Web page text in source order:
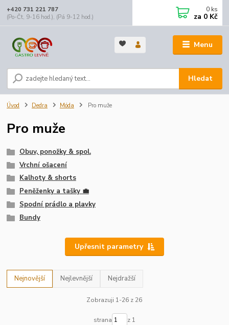
Menu
Hledat
+420 731 221 787
(Po-Čt, 9-16 hod.), (Pá 9-12 hod.)
0 ks
za 0 Kč
Úvod Dedra Móda Pro muže
Pro muže
Obuv, ponožky & spol.
Vrchní ošacení
Kalhoty & shorts
Peněženky a tašky 💼
Spodní prádlo a plavky
Bundy
Upřesnit parametry
Nejnovější Nejlevnější Nejdražší
Zobrazuji 1-26 z 26
strana z 1